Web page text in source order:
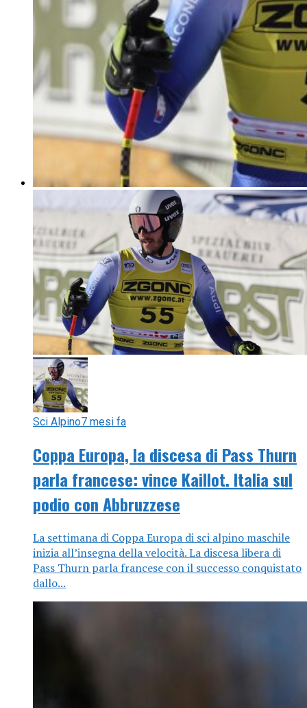
Sci Alpino7 mesi fa
Coppa Europa, la discesa di Pass Thurn
parla francese: vince Kaillot. Italia sul
podio con Abbruzzese
La settimana di Coppa Europa di sci alpino maschile
inizia all’insegna della velocità. La discesa libera di
Pass Thurn parla francese con il successo conquistato
dallo...